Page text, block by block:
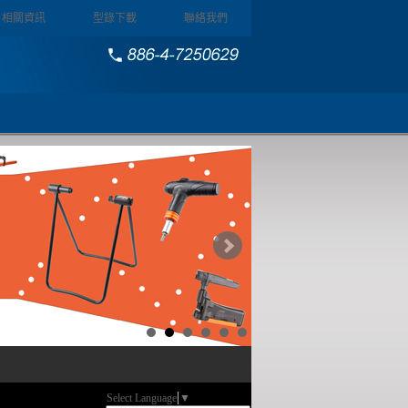
相關資訊 型錄下載 聯絡我們
Select Language ▼